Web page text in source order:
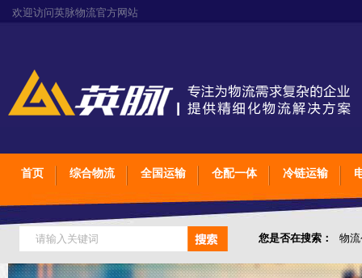
欢迎访问英脉物流官方网站
首页 综合物流 全国运输 仓配一体 冷链运输
您是否在搜索： 物
仓储综合专业定制物